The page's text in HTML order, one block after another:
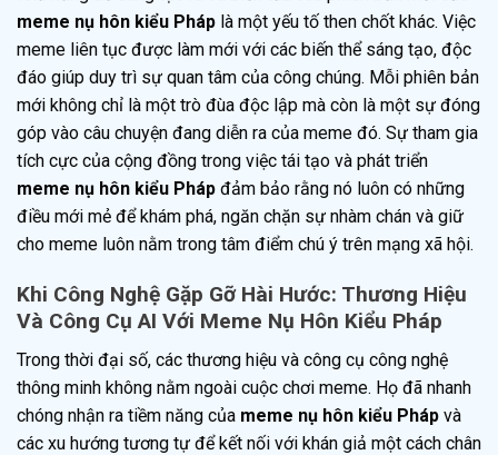
meme nụ hôn kiểu Pháp là một yếu tố then chốt khác. Việc
meme liên tục được làm mới với các biến thể sáng tạo, độc
đáo giúp duy trì sự quan tâm của công chúng. Mỗi phiên bản
mới không chỉ là một trò đùa độc lập mà còn là một sự đóng
góp vào câu chuyện đang diễn ra của meme đó. Sự tham gia
tích cực của cộng đồng trong việc tái tạo và phát triển
meme nụ hôn kiểu Pháp đảm bảo rằng nó luôn có những
điều mới mẻ để khám phá, ngăn chặn sự nhàm chán và giữ
cho meme luôn nằm trong tâm điểm chú ý trên mạng xã hội.
Khi Công Nghệ Gặp Gỡ Hài Hước: Thương Hiệu
Và Công Cụ AI Với Meme Nụ Hôn Kiểu Pháp
Trong thời đại số, các thương hiệu và công cụ công nghệ
thông minh không nằm ngoài cuộc chơi meme. Họ đã nhanh
chóng nhận ra tiềm năng của meme nụ hôn kiểu Pháp và
các xu hướng tương tự để kết nối với khán giả một cách chân